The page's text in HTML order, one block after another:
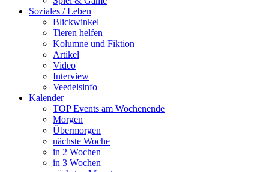
Soziales / Leben
Blickwinkel
Tieren helfen
Kolumne und Fiktion
Artikel
Video
Interview
Veedelsinfo
Kalender
TOP Events am Wochenende
Morgen
Übermorgen
nächste Woche
in 2 Wochen
in 3 Wochen